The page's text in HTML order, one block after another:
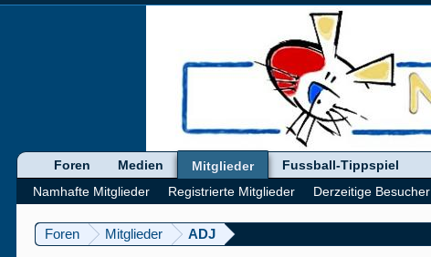
Foren Mitglieder ADJ
Foren Medien
Mitglieder
Namhafte Mitglieder
Registrierte Mitglieder Derzeitige Besucher
Fussball-Tippspiel